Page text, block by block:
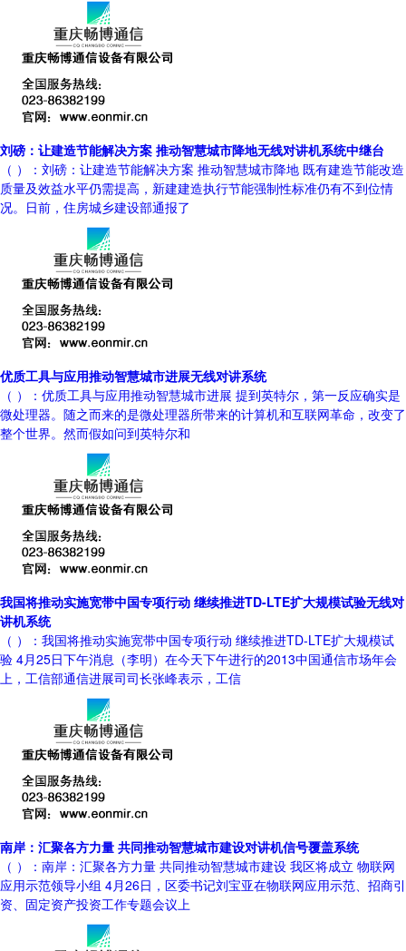
刘磅：让建造节能解决方案 推动智慧城市降地无线对讲机系统中继台
（ ）：刘磅：让建造节能解决方案 推动智慧城市降地 既有建造节能改造
质量及效益水平仍需提高，新建建造执行节能强制性标准仍有不到位情
况。日前，住房城乡建设部通报了
优质工具与应用推动智慧城市进展无线对讲系统
（ ）：优质工具与应用推动智慧城市进展 提到英特尔，第一反应确实是
微处理器。随之而来的是微处理器所带来的计算机和互联网革命，改变了
整个世界。然而假如问到英特尔和
我国将推动实施宽带中国专项行动 继续推进TD-LTE扩大规模试验无线对
讲机系统
（ ）：我国将推动实施宽带中国专项行动 继续推进TD-LTE扩大规模试
验 4月25日下午消息（李明）在今天下午进行的2013中国通信市场年会
上，工信部通信进展司司长张峰表示，工信
南岸：汇聚各方力量 共同推动智慧城市建设对讲机信号覆盖系统
（ ）：南岸：汇聚各方力量 共同推动智慧城市建设 我区将成立 物联网
应用示范领导小组 4月26日，区委书记刘宝亚在物联网应用示范、招商引
资、固定资产投资工作专题会议上